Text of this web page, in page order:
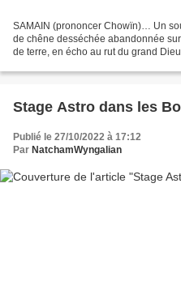
SAMAIN (prononcer Chowïn)… Un
de chêne desséchée abandonnée
de terre, en écho au rut du grand
Stage Astro dans les
Publié le 27/10/2022 à 17:12
Par NatchamWyngalian